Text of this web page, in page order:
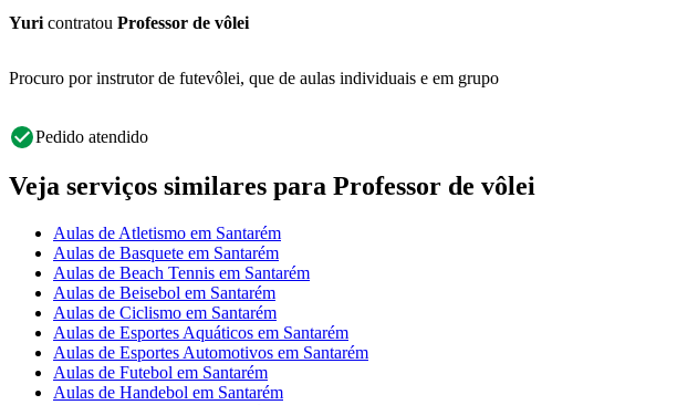
Yuri contratou Professor de vôlei
Procuro por instrutor de futevôlei, que de aulas individuais e em grupo
Pedido atendido
Veja serviços similares para Professor de vôlei
Aulas de Atletismo em Santarém
Aulas de Basquete em Santarém
Aulas de Beach Tennis em Santarém
Aulas de Beisebol em Santarém
Aulas de Ciclismo em Santarém
Aulas de Esportes Aquáticos em Santarém
Aulas de Esportes Automotivos em Santarém
Aulas de Futebol em Santarém
Aulas de Handebol em Santarém